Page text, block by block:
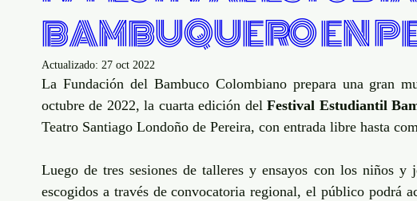
BAMBUQUERO EN
Actualizado: 27 oct 2022
La Fundación del Bambuco Colombiano prepara una gran
octubre de 2022, la cuarta edición del Festival Estudiantil
Teatro Santiago Londoño de Pereira, con entrada libre hasta
Luego de tres sesiones de talleres y ensayos con los niños y
escogidos a través de convocatoria regional, el público podrá